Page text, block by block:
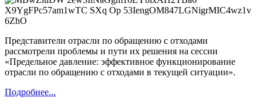
Представители отрасли по обращению с отходами
рассмотрели проблемы и пути их решения на сессии
«Предельное давление: эффективное функционирование
отрасли по обращению с отходами в текущей ситуации».
Подробнее...